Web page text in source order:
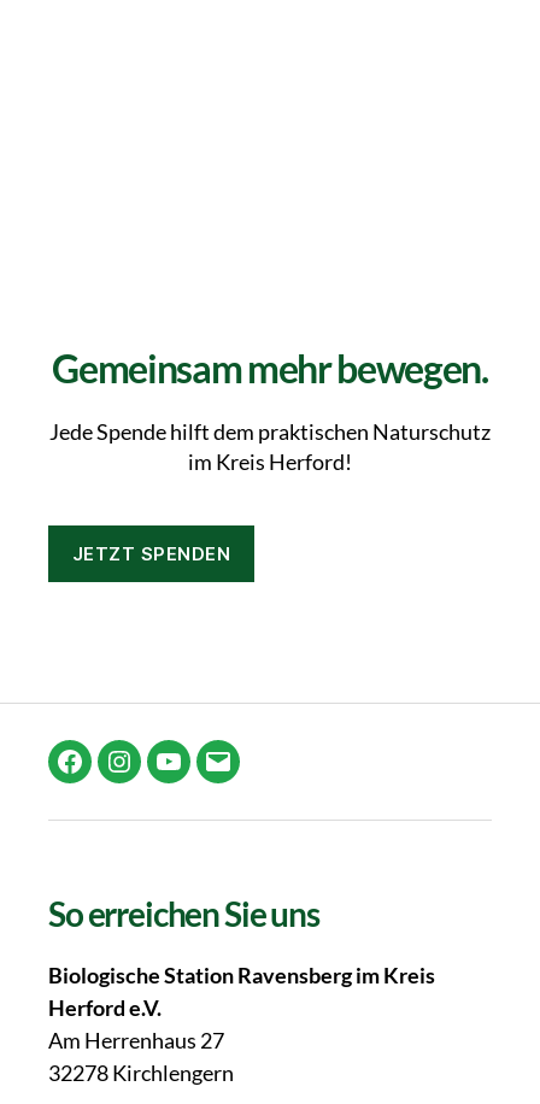
Gemeinsam mehr bewegen.
Jede Spende hilft dem praktischen Naturschutz
im Kreis Herford!
JETZT SPENDEN
FacebookInstagram
YouTube
E-
So erreichen Sie uns
Biologische Station Ravensberg im Kreis
Herford e.V.
Am Herrenhaus 27
32278 Kirchlengern